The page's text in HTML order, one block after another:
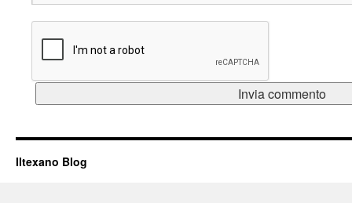
Iltexano Blog